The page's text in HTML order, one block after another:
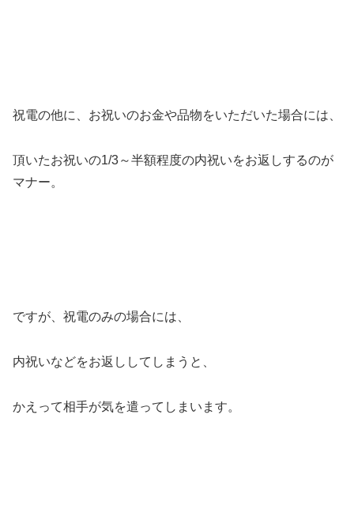
祝電の他に、お祝いのお金や品物をいただいた場合には、
頂いたお祝いの1/3～半額程度の内祝いをお返しするのが
マナー。
ですが、祝電のみの場合には、
内祝いなどをお返ししてしまうと、
かえって相手が気を遣ってしまいます。